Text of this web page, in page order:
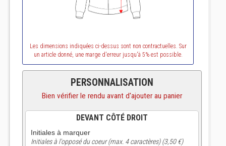
Les dimensions indiquées ci-dessus sont non contractuelles. Sur
un article donné, une marge d'erreur jusqu'à 5% est possible.
PERSONNALISATION
Bien vérifier le rendu avant d'ajouter au panier
DEVANT CÔTÉ DROIT
Initiales à marquer
Initiales à l'opposé du coeur (max. 4 caractères) (3,50 €)